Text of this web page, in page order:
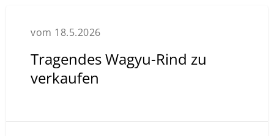
vom 18.5.2026
Tragendes Wagyu-Rind zu
verkaufen